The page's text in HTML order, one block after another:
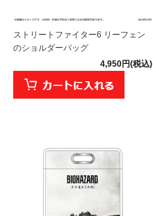
ストリートファイター6 リーフェン
のショルダーバッグ
4,950円(税込)